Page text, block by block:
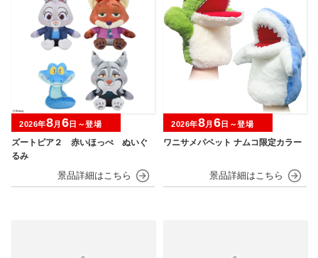
ズートピア２ 赤いほっぺ ぬいぐ
るみ
2026年8月 6日～登場
ワニサメパペット ナムコ限定カラー
2026年8月 6日～登場